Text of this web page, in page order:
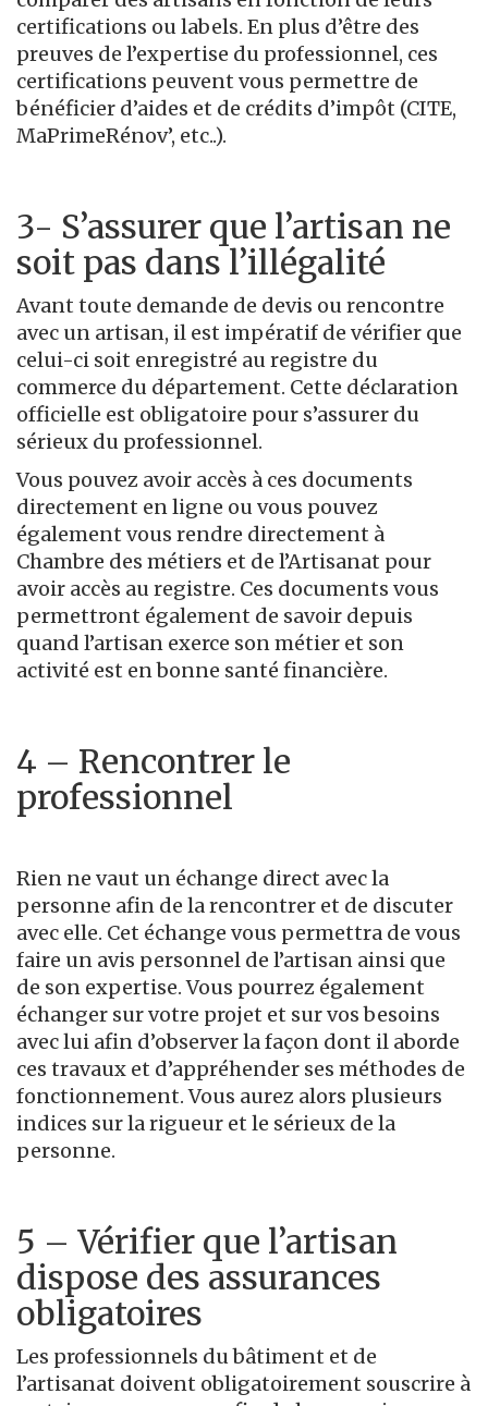
certifications ou labels. En plus d’être des
preuves de l’expertise du professionnel, ces
certifications peuvent vous permettre de
bénéficier d’aides et de crédits d’impôt (CITE,
MaPrimeRénov’, etc..).
3- S’assurer que l’artisan ne
soit pas dans l’illégalité
Avant toute demande de devis ou rencontre
avec un artisan, il est impératif de vérifier que
celui-ci soit enregistré au registre du
commerce du département. Cette déclaration
officielle est obligatoire pour s’assurer du
sérieux du professionnel.
Vous pouvez avoir accès à ces documents
directement en ligne ou vous pouvez
également vous rendre directement à
Chambre des métiers et de l’Artisanat pour
avoir accès au registre. Ces documents vous
permettront également de savoir depuis
quand l’artisan exerce son métier et son
activité est en bonne santé financière.
4 – Rencontrer le
professionnel
Rien ne vaut un échange direct avec la
personne afin de la rencontrer et de discuter
avec elle. Cet échange vous permettra de vous
faire un avis personnel de l’artisan ainsi que
de son expertise. Vous pourrez également
échanger sur votre projet et sur vos besoins
avec lui afin d’observer la façon dont il aborde
ces travaux et d’appréhender ses méthodes de
fonctionnement. Vous aurez alors plusieurs
indices sur la rigueur et le sérieux de la
personne.
5 – Vérifier que l’artisan
dispose des assurances
obligatoires
Les professionnels du bâtiment et de
l’artisanat doivent obligatoirement souscrire à